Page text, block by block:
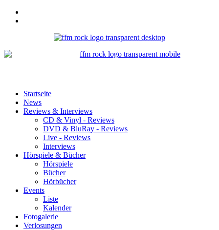
Startseite
News
Reviews & Interviews
CD & Vinyl - Reviews
DVD & BluRay - Reviews
Live - Reviews
Interviews
Hörspiele & Bücher
Hörspiele
Bücher
Hörbücher
Events
Liste
Kalender
Fotogalerie
Verlosungen